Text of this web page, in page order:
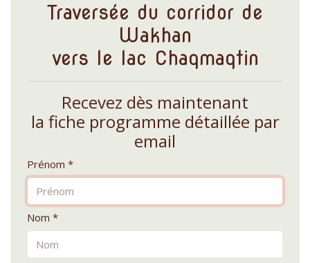
Traversée du corridor de
Wakhan
vers le lac Chaqmaqtin
Recevez dès maintenant
la fiche programme détaillée par
email
Prénom *
Nom *